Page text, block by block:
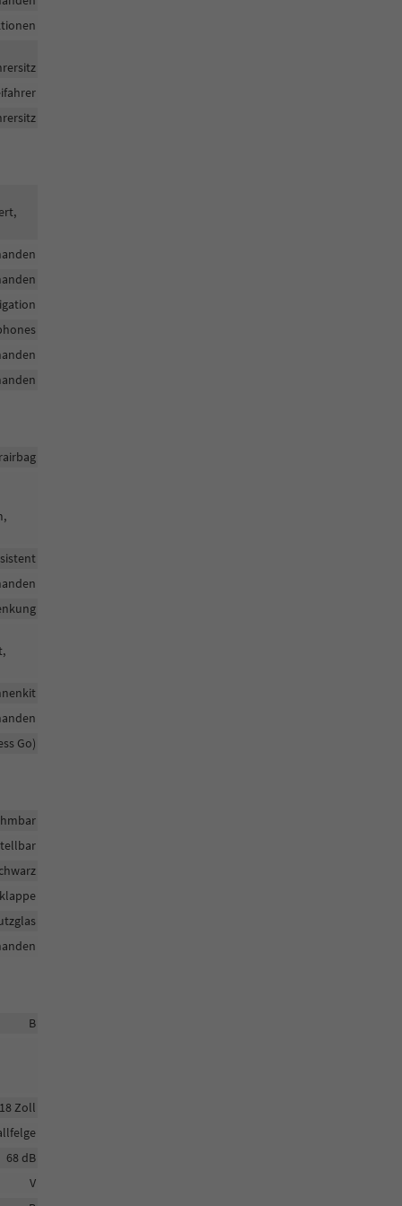
Go)
B
18 Zoll
68 dB
V